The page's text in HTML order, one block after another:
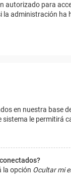
autorizado para
administración
en nuestra base
le permitirá
la opción Ocultar mi